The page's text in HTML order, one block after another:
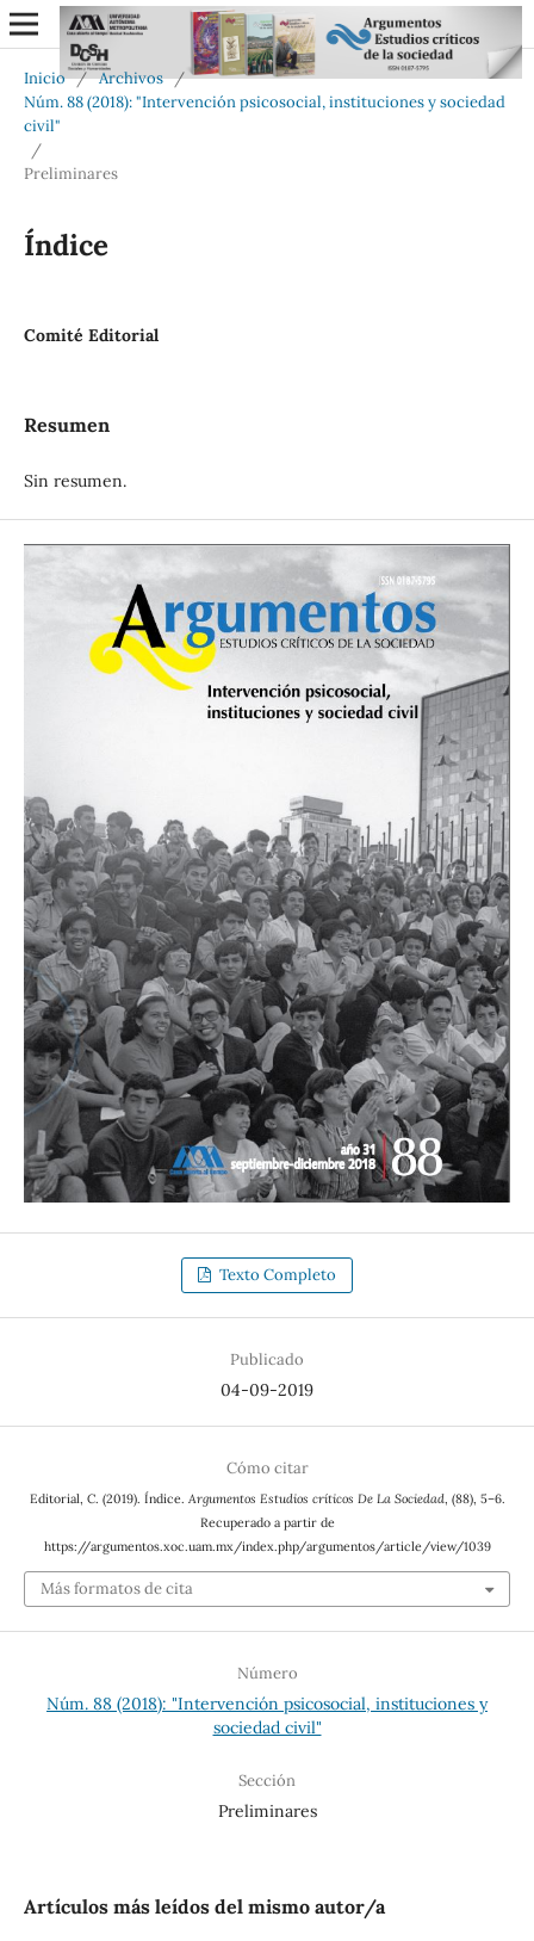
Inicio / Archivos /
Núm. 88 (2018): "Intervención psicosocial, instituciones y sociedad
civil"
/
Preliminares
Índice
Comité Editorial
Resumen
Sin resumen.
Texto Completo
Publicado
04-09-2019
Cómo citar
Editorial, C. (2019). Índice. Argumentos Estudios críticos De La Sociedad, (88), 5–6.
Recuperado a partir de
https://argumentos.xoc.uam.mx/index.php/argumentos/article/view/1039
Más formatos de cita
Número
Núm. 88 (2018): "Intervención psicosocial, instituciones y
sociedad civil"
Sección
Preliminares
Artículos más leídos del mismo autor/a